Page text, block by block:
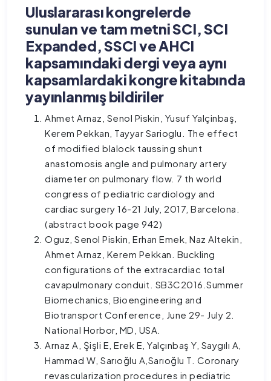
Uluslararası kongrelerde
sunulan ve tam metni SCI, SCI
Expanded, SSCI ve AHCI
kapsamındaki dergi veya aynı
kapsamlardaki kongre kitabında
yayınlanmış bildiriler
Ahmet Arnaz, Senol Piskin, Yusuf Yalçinbaş,
Kerem Pekkan, Tayyar Sarioglu. The effect
of modified blalock taussing shunt
anastomosis angle and pulmonary artery
diameter on pulmonary flow. 7 th world
congress of pediatric cardiology and
cardiac surgery 16-21 July, 2017, Barcelona.
(abstract book page 942)
Oguz, Senol Piskin, Erhan Emek, Naz Altekin,
Ahmet Arnaz, Kerem Pekkan. Buckling
configurations of the extracardiac total
cavapulmonary conduit. SB3C2016.Summer
Biomechanics, Bioengineering and
Biotransport Conference, June 29- July 2.
National Horbor, MD, USA.
Arnaz A, Şişli E, Erek E, Yalçınbaş Y, Saygılı A,
Hammad W, Sarıoğlu A,Sarıoğlu T. Coronary
revascularization procedures in pediatric